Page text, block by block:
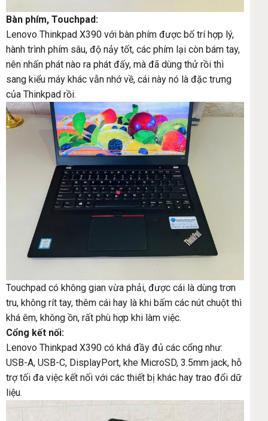
Bàn phím, Touchpad:
Lenovo Thinkpad X390 với bàn phím được bố trí hợp lý,
hành trình phím sâu, độ nảy tốt, các phím lại còn bám tay,
nên nhấn phát nào ra phát đấy, mà đã dùng thử rồi thì
sang kiểu máy khác vẫn nhớ về, cái này nó là đặc trưng
của Thinkpad rồi.
Touchpad có không gian vừa phải, được cái là dùng trơn
tru, không rít tay, thêm cái hay là khi bấm các nút chuột thì
khá êm, không ồn, rất phù hợp khi làm việc.
Cổng kết nối:
Lenovo Thinkpad X390 có khá đầy đủ các cổng như:
USB-A, USB-C, DisplayPort, khe MicroSD, 3.5mm jack, hỗ
trợ tối đa việc kết nối với các thiết bị khác hay trao đổi dữ
liệu.